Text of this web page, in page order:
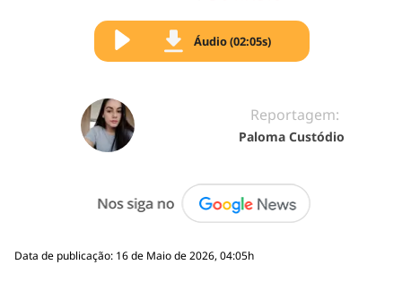
Áudio (02:05s)
Reportagem:
Paloma Custódio
Data de publicação: 16 de Maio de 2026, 04:05h